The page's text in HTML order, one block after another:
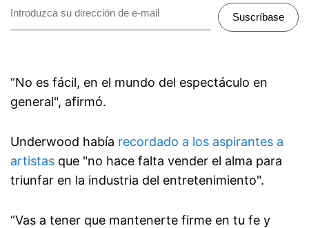
Suscríbase
“No es fácil, en el mundo del espectáculo en
general", afirmó.
Underwood había recordado a los aspirantes a
artistas que "no hace falta vender el alma para
triunfar en la industria del entretenimiento".
“Vas a tener que mantenerte firme en tu fe y